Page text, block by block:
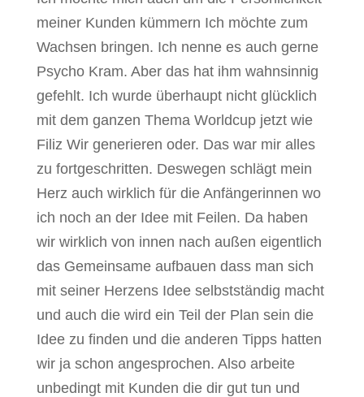
meiner Kunden kümmern Ich möchte zum
Wachsen bringen. Ich nenne es auch gerne
Psycho Kram. Aber das hat ihm wahnsinnig
gefehlt. Ich wurde überhaupt nicht glücklich
mit dem ganzen Thema Worldcup jetzt wie
Filiz Wir generieren oder. Das war mir alles
zu fortgeschritten. Deswegen schlägt mein
Herz auch wirklich für die Anfängerinnen wo
ich noch an der Idee mit Feilen. Da haben
wir wirklich von innen nach außen eigentlich
das Gemeinsame aufbauen dass man sich
mit seiner Herzens Idee selbstständig macht
und auch die wird ein Teil der Plan sein die
Idee zu finden und die anderen Tipps hatten
wir ja schon angesprochen. Also arbeite
unbedingt mit Kunden die dir gut tun und